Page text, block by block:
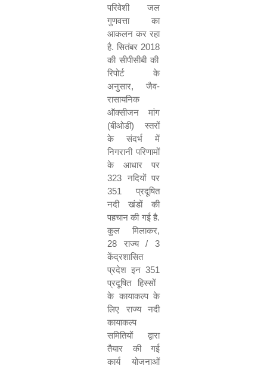
परिवेशी जल
गुणवत्ता का
आकलन कर रहा
है. सितंबर 2018
की सीपीसीबी की
रिपोर्ट के
अनुसार, जैव-
रासायनिक
ऑक्सीजन मांग
(बीओडी) स्तरों
के संदर्भ में
निगरानी परिणामों
के आधार पर
323 नदियों पर
351
प्रदूषित
नदी खंडों की
पहचान की गई है.
कुल मिलाकर,
28 राज्य / 3
केंद्रशासित
प्रदेश इन 351
प्रदूषित हिस्सों
के कायाकल्प के
लिए राज्य नदी
कायाकल्प
समितियों द्वारा
तैयार की गई
कार्य योजनाओं